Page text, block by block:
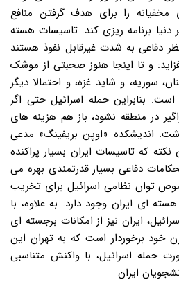
را برای هدف گرفتن منافع
دنیا برنامه ریزی کند. تاسیسات هسته
دفاعی به شدت غیرقابل نفوذ هستند
و تا اینجا هنوز صحبتی از موشک
سوریه، و شاید غزه، و احتمالا دیگر
بنابراین حمله اسرائیل حتی اگر
در منطقه نشود، باز هم هزینه های
اندیشکده «اوپن بریفینگ» مدعی
که تاسیسات ایران بسیار پراکنده
دفاعی بسیار قدرتمندی بهره می
توان نظامی اسرائیل برای تخریب
ای ایران وجود دارد. به علاوه، با
ایران نیز از امکانات برجسته ای
خود برخوردار است که به تهران این
حمله اسرائیل، با واکنش متناسبی
ایران